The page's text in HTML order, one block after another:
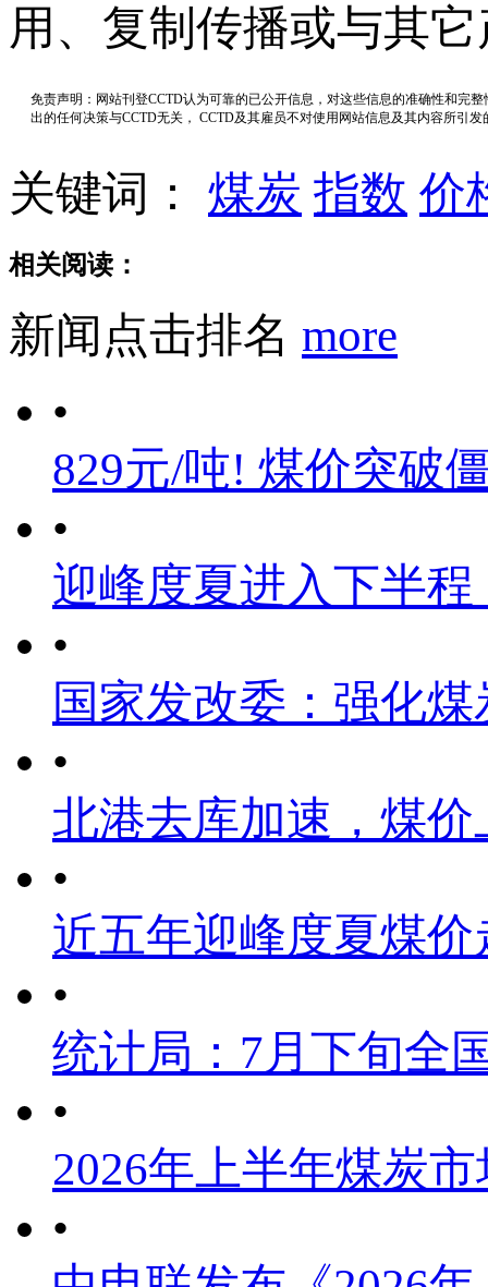
用、复制传播或与其
免责声明：网站刊登CCTD认为可靠的已公开信息，对这些信息的准确性和完
出的任何决策与CCTD无关， CCTD及其雇员不对使用网站信息及其内容所引
关键词： 煤炭 指数 价
相关阅读：
新闻点击排名 more
•
829元/吨! 煤价突破
•
迎峰度夏进入下半
•
国家发改委：强化
•
北港去库加速，煤
•
近五年迎峰度夏煤价
•
统计局：7月下旬全
•
2026年上半年煤炭
•